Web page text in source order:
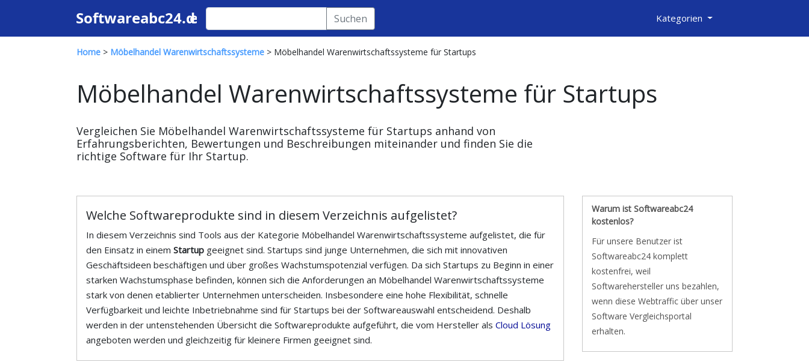
Suchen Kategorien
Home > Möbelhandel Warenwirtschaftssysteme > Möbelhandel Warenwirtschaftssysteme für Startups
Möbelhandel Warenwirtschaftssysteme für Startups
Vergleichen Sie Möbelhandel Warenwirtschaftssysteme für Startups anhand von
Erfahrungsberichten, Bewertungen und Beschreibungen miteinander und finden Sie die
richtige Software für Ihr Startup.
Welche Softwareprodukte sind in diesem Verzeichnis aufgelistet?
In diesem Verzeichnis sind Tools aus der Kategorie Möbelhandel Warenwirtschaftssysteme aufgelistet, die für
den Einsatz in einem Startup geeignet sind. Startups sind junge Unternehmen, die sich mit innovativen
Geschäftsideen beschäftigen und über großes Wachstumspotenzial verfügen. Da sich Startups zu Beginn in einer
starken Wachstumsphase befinden, können sich die Anforderungen an Möbelhandel Warenwirtschaftssysteme
stark von denen etablierter Unternehmen unterscheiden. Insbesondere eine hohe Flexibilität, schnelle
Verfügbarkeit und leichte Inbetriebnahme sind für Startups bei der Softwareauswahl entscheidend. Deshalb
werden in der untenstehenden Übersicht die Softwareprodukte aufgeführt, die vom Hersteller als Cloud Lösung
angeboten werden und gleichzeitig für kleinere Firmen geeignet sind.
Warum ist Softwareabc24
kostenlos?
Für unsere Benutzer ist
Softwareabc24 komplett
kostenfrei, weil
Softwarehersteller uns bezahlen,
wenn diese Webtraffic über unser
Software Vergleichsportal
erhalten.